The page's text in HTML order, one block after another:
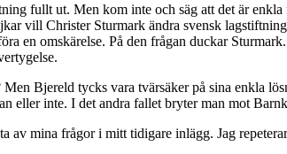
fullt ut. Men kom inte och säg att det är enkla
vill Christer Sturmark ändra svensk
en omskärelse. På den frågan duckar
Bjereld tycks vara tvärsäker på sina enkla
eller inte. I det andra fallet bryter man mot
av mina frågor i mitt tidigare inlägg. Jag